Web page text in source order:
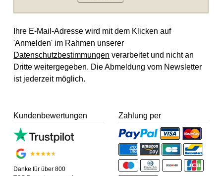
Ihre E-Mail-Adresse wird mit dem Klicken auf
'Anmelden' im Rahmen unserer
Datenschutzbestimmungen verarbeitet und nicht an
Dritte weitergegeben. Die Abmeldung vom Newsletter
ist jederzeit möglich.
Kundenbewertungen
Danke für über 800
Zahlung per